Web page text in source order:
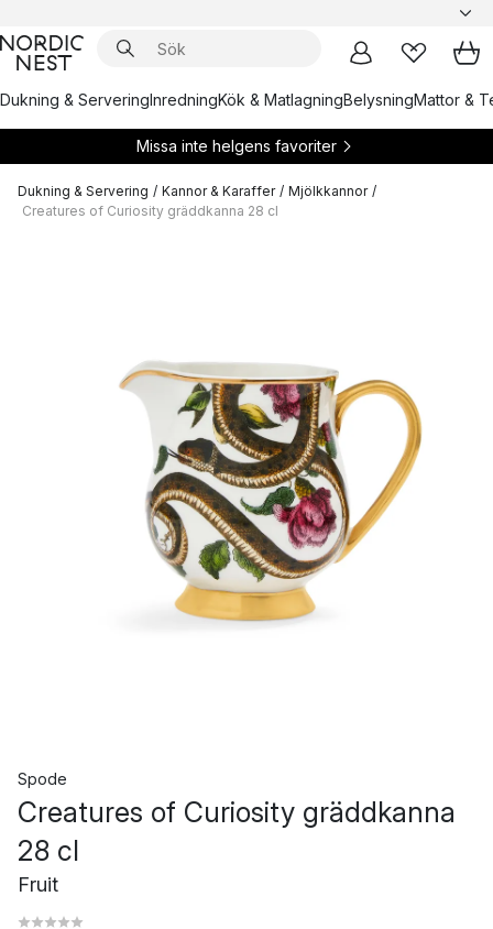
Dukning & ServeringInredningKök & MatlagningBelysningMattor &
Missa inte helgens favoriter
Dukning & Servering / Kannor & Karaffer / Mjölkkannor /
Creatures of Curiosity gräddkanna 28 cl
Spode
Creatures of Curiosity gräddkanna
28 cl
Fruit